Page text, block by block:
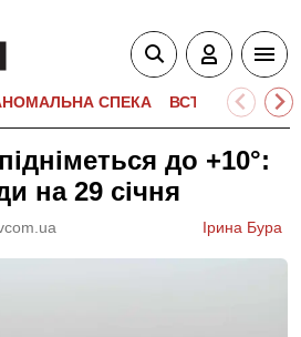
СПЕКА ВСТУПНА
до +10°:
на 29 січня
Ірина Бура